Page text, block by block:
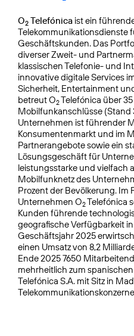
O2 Telefónica ist ein
Telekommunikationsdienste
Geschäftskunden. Das
diverser Zweit- und
klassischen Telefonie- und
innovative digitale Services
Sicherheit, Entertainment
betreut O2Telefónica über
Mobilfunkanschlüsse (Stand
Unternehmen ist führender
Konsumentenmarkt und im
Partnerangebote sowie ein
Lösungsgeschäft für
leistungsstarke und vielfach
Mobilfunknetz des
Prozent der Bevölkerung. Im
Unternehmen O2Telefónica
Kunden führende
geografische Verfügbarkeit
Geschäftsjahr 2025
einen Umsatz von 8,2
Ende 2025 7650
mehrheitlich zum
Telefónica S.A. mit Sitz in